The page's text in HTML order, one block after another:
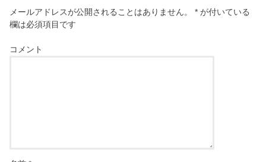
メールアドレスが公開されることはありません。 * が付いている
欄は必須項目です
コメント